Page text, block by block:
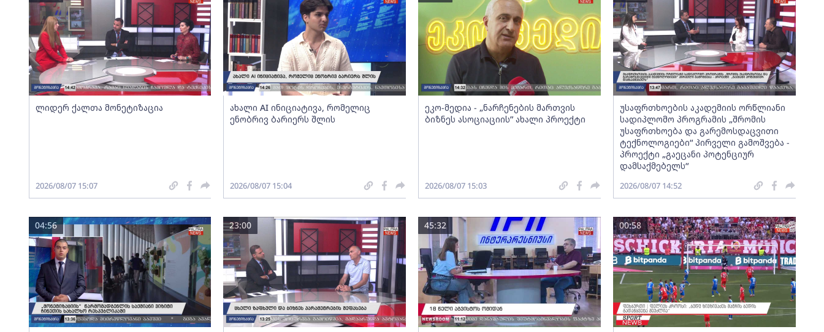
ლიდერ ქალთა მონეტიზაცია
2026/08/07 15:07
ახალი AI ინიციატივა, რომელიც
ენობრივ ბარიერს შლის
2026/08/07 15:04
ეკო-მედია - „ნარჩენების მართვის
ბიზნეს ასოციაციის” ახალი პროექტი
2026/08/07 15:03
უსაფრთხოების აკადემიის ორწლიანი
სადიპლომო პროგრამის „შრომის
უსაფრთხოება და გარემოსდაცვითი
ტექნოლოგიები“ პირველი გამოშვება -
პროექტი „გაეცანი პოტენციურ
დამსაქმებელს“
2026/08/07 14:52
04:56 23:00 45:32 00:58